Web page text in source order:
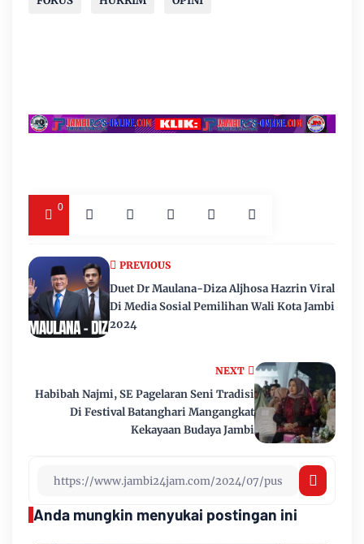
0
NEXT
Habibah Najmi, SE Pagelaran Seni Tradisi
Di Festival Batanghari Mangangkat
Kekayaan Budaya Jambi
PREVIOUS
Duet Dr Maulana-Diza Aljhosa Hazrin Viral
Di Media Sosial Pemilihan Wali Kota Jambi
2024
Anda mungkin menyukai postingan ini